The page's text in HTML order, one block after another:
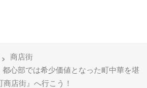
商店街
都心部では希少価値となった町中華を堪
店街』へ行こう！